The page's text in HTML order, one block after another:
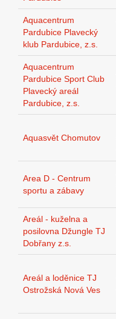
Aquacentrum
Pardubice Plavecký
klub Pardubice, z.s.
Aquacentrum
Pardubice Sport Club
Plavecký areál
Pardubice, z.s.
Aquasvět Chomutov
Area D - Centrum
sportu a zábavy
Areál - kuželna a
posilovna Džungle TJ
Dobřany z.s.
Areál a loděnice TJ
Ostrožská Nová Ves